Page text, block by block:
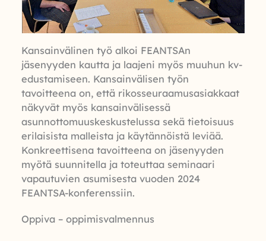
Kansainvälinen työ alkoi FEANTSAn
jäsenyyden kautta ja laajeni myös muuhun kv-
edustamiseen. Kansainvälisen työn
tavoitteena on, että rikosseuraamusasiakkaat
näkyvät myös kansainvälisessä
asunnottomuuskeskustelussa sekä tietoisuus
erilaisista malleista ja käytännöistä leviää.
Konkreettisena tavoitteena on jäsenyyden
myötä suunnitella ja toteuttaa seminaari
vapautuvien asumisesta vuoden 2024
FEANTSA-konferenssiin.
Oppiva – oppimisvalmennus